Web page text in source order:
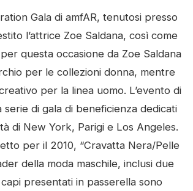
Gala di amfAR, tenutosi presso
l’attrice Zoe Saldana, così come
questa occasione da Zoe Saldana
per le collezioni donna, mentre
per la linea uomo. L’evento di
di gala di beneficienza dedicati
di New York, Parigi e Los Angeles.
per il 2010, “Cravatta Nera/Pelle
della moda maschile, inclusi due
presentati in passerella sono